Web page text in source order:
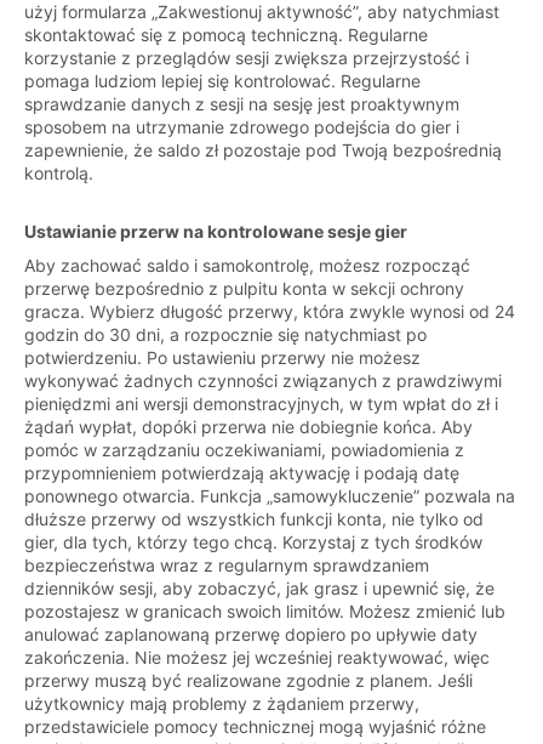
użyj formularza „Zakwestionuj aktywność”, aby natychmiast
skontaktować się z pomocą techniczną. Regularne
korzystanie z przeglądów sesji zwiększa przejrzystość i
pomaga ludziom lepiej się kontrolować. Regularne
sprawdzanie danych z sesji na sesję jest proaktywnym
sposobem na utrzymanie zdrowego podejścia do gier i
zapewnienie, że saldo zł pozostaje pod Twoją bezpośrednią
kontrolą.
Ustawianie przerw na kontrolowane sesje gier
Aby zachować saldo i samokontrolę, możesz rozpocząć
przerwę bezpośrednio z pulpitu konta w sekcji ochrony
gracza. Wybierz długość przerwy, która zwykle wynosi od 24
godzin do 30 dni, a rozpocznie się natychmiast po
potwierdzeniu. Po ustawieniu przerwy nie możesz
wykonywać żadnych czynności związanych z prawdziwymi
pieniędzmi ani wersji demonstracyjnych, w tym wpłat do zł i
żądań wypłat, dopóki przerwa nie dobiegnie końca. Aby
pomóc w zarządzaniu oczekiwaniami, powiadomienia z
przypomnieniem potwierdzają aktywację i podają datę
ponownego otwarcia. Funkcja „samowykluczenie” pozwala na
dłuższe przerwy od wszystkich funkcji konta, nie tylko od
gier, dla tych, którzy tego chcą. Korzystaj z tych środków
bezpieczeństwa wraz z regularnym sprawdzaniem
dzienników sesji, aby zobaczyć, jak grasz i upewnić się, że
pozostajesz w granicach swoich limitów. Możesz zmienić lub
anulować zaplanowaną przerwę dopiero po upływie daty
zakończenia. Nie możesz jej wcześniej reaktywować, więc
przerwy muszą być realizowane zgodnie z planem. Jeśli
użytkownicy mają problemy z żądaniem przerwy,
przedstawiciele pomocy technicznej mogą wyjaśnić różne